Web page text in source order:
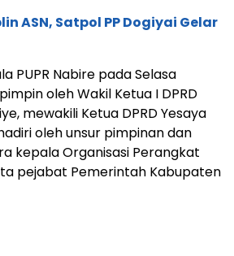
ASN, Satpol PP Dogiyai Gelar
PUPR Nabire pada Selasa
oleh Wakil Ketua I DPRD
mewakili Ketua DPRD Yesaya
oleh unsur pimpinan dan
kepala Organisasi Perangkat
pejabat Pemerintah Kabupaten